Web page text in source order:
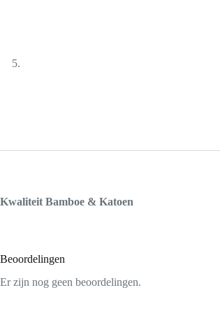
Kwaliteit Bamboe & Katoen
Beoordelingen
Er zijn nog geen beoordelingen.